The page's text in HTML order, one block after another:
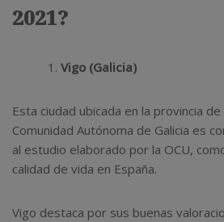
2021?
Vigo (Galicia)
Esta ciudad ubicada en la provincia
Comunidad Autónoma de Galicia es
al estudio elaborado por la OCU,
calidad de vida en España.
Vigo destaca por sus buenas